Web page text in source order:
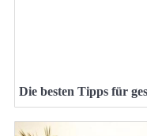
Die besten Tipps für